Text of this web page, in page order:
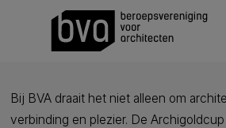
Bij BVA draait het niet alleen om
verbinding en plezier. De